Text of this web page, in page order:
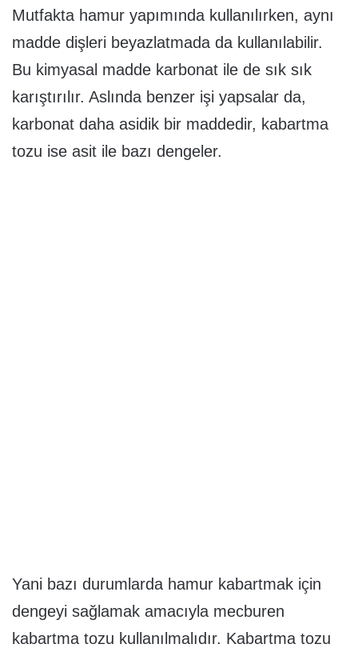
Mutfakta hamur yapımında kullanılırken, aynı
madde dişleri beyazlatmada da kullanılabilir.
Bu kimyasal madde karbonat ile de sık sık
karıştırılır. Aslında benzer işi yapsalar da,
karbonat daha asidik bir maddedir, kabartma
tozu ise asit ile bazı dengeler.
Yani bazı durumlarda hamur kabartmak için
dengeyi sağlamak amacıyla mecburen
kabartma tozu kullanılmalıdır. Kabartma tozu